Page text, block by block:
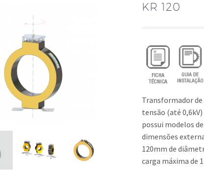
KR 120
Transformador
tensão (até
possui modelos
dimensões
120mm de
carga máxima de